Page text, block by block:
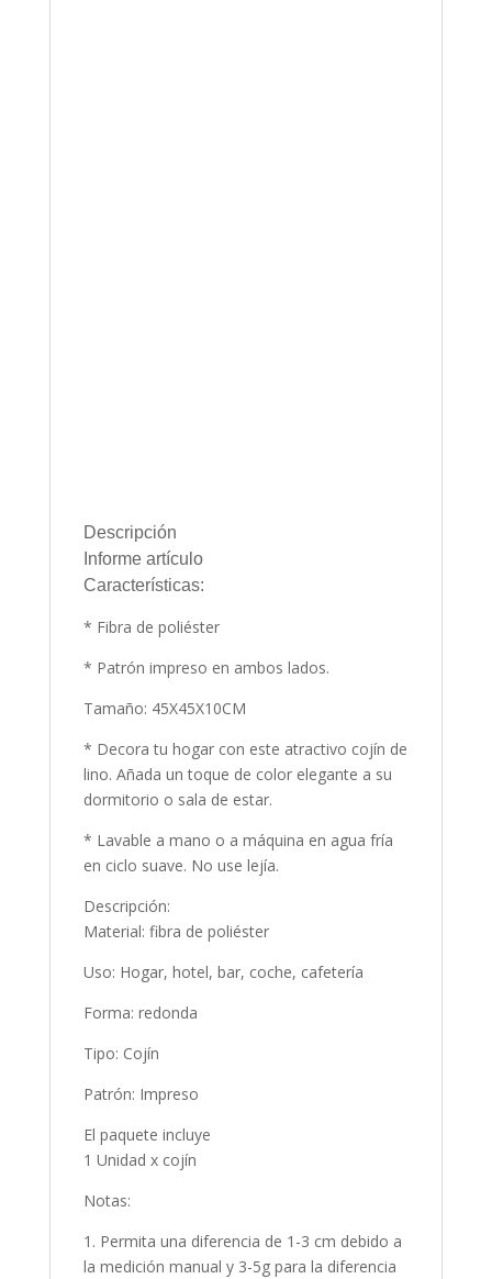
Descripción
Informe artículo
Características:
* Fibra de poliéster
* Patrón impreso en ambos lados.
Tamaño: 45X45X10CM
* Decora tu hogar con este atractivo cojín de
lino. Añada un toque de color elegante a su
dormitorio o sala de estar.
* Lavable a mano o a máquina en agua fría
en ciclo suave. No use lejía.
Descripción:
Material: fibra de poliéster
Uso: Hogar, hotel, bar, coche, cafetería
Forma: redonda
Tipo: Cojín
Patrón: Impreso
El paquete incluye
1 Unidad x cojín
Notas:
1. Permita una diferencia de 1-3 cm debido a
la medición manual y 3-5g para la diferencia